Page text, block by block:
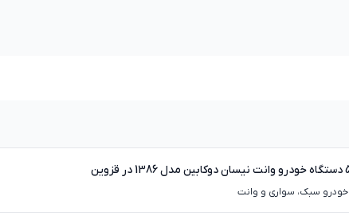
خودرو سبک، سواری و وانت